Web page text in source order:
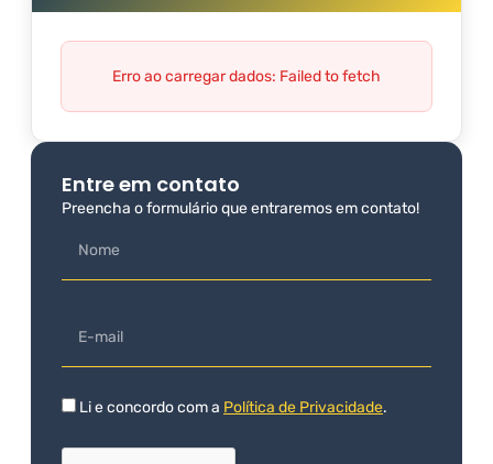
Erro ao carregar dados: Failed to fetch
Entre em contato
Preencha o formulário que entraremos em contato!
Li e concordo com a Política de Privacidade.